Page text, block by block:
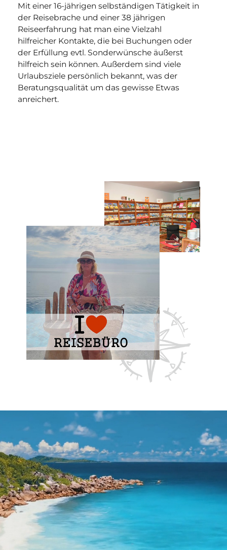
Mit einer 16-jährigen selbständigen Tätigkeit in
der Reisebrache und einer 38 jährigen
Reiseerfahrung hat man eine Vielzahl
hilfreicher Kontakte, die bei Buchungen oder
der Erfüllung evtl. Sonderwünsche äußerst
hilfreich sein können. Außerdem sind viele
Urlaubsziele persönlich bekannt, was der
Beratungsqualität um das gewisse Etwas
anreichert.